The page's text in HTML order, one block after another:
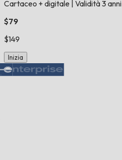
Cartaceo + digitale Validità 3 anni
$79
$149
Inizia